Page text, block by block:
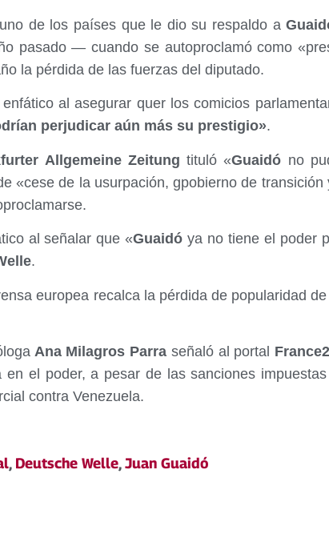
de los países que le dio su respaldo a
pasado — cuando se autoproclamó como
la pérdida de las fuerzas del diputado.
al asegurar quer los comicios
perjudicar aún más su prestigio».
Allgemeine Zeitung tituló «Guaidó no
«cese de la usurpación, gpobierno de
al señalar que «Guaidó ya no tiene el poder
.
europea recalca la pérdida de popularidad de
Ana Milagros Parra señaló al portal
en el poder, a pesar de las sanciones
contra Venezuela.
, Deutsche Welle,Juan Guaidó